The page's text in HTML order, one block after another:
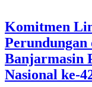
Komitmen
Perundungan
Banjarmasin
Nasional ke-